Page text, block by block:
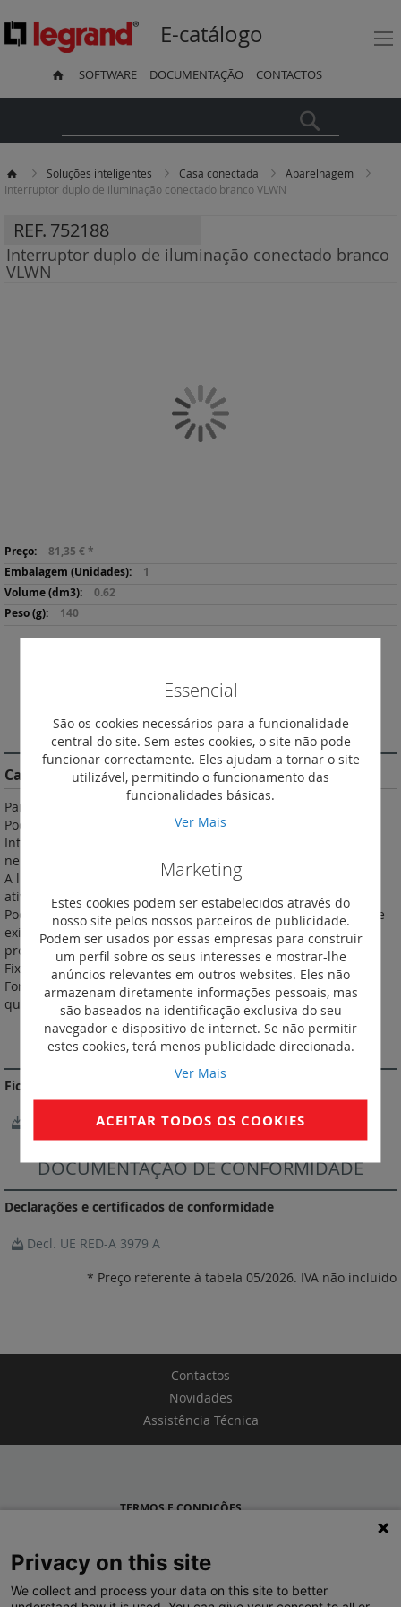
E-catálogo
SOFTWARE DOCUMENTAÇÃO CONTACTOS
Soluções inteligentes Casa conectada
Aparelhagem
Interruptor duplo de iluminação conectado branco VLWN
REF. 752188
Interruptor duplo de iluminação conectado branco
VLWN
Mais
informação
81,35 € *
1
0.62
140
Ficha de Produto
para
o
início
de
DESCRIÇÃO
Características do Produto
Para controlo local ou remoto da iluminação.
Pode ser emparelhado com um ou mais aparelhos sem fios.
Interruptor duplo de iluminação conectado de 2x250 W com
neutro de 230 V~. Compatível com todas as cargas.
A luz LED (função sinalização e função luminoso) podem ser
ativados através da aplicação Home + Control.
Pode ser instalado em substituição de um interruptor de lustre
existente numa caixa de encastrar simples de 40 mm de
profundidade.
Fixação através de parafusos ou garras.
Fornecido com garras, capa de proteção para obra, suporte e
quadro.
MAIS INFORMAÇÃO
Fichas Técnicas
FichaTécnica_F03315EN-00.pdf
DOCUMENTAÇÃO DE CONFORMIDADE
Declarações e certificados de conformidade
Decl. UE RED-A 3979 A
* Preço referente à tabela 05/2026. IVA não incluído
Contactos
Novidades
Assistência Técnica
Essencial
São os cookies necessários para a funcionalidade
central do site. Sem estes cookies, o site não pode
funcionar correctamente. Eles ajudam a tornar o site
utilizável, permitindo o funcionamento das
funcionalidades básicas.
Ver Mais
Marketing
Estes cookies podem ser estabelecidos através do
nosso site pelos nossos parceiros de publicidade.
Podem ser usados por essas empresas para construir
um perfil sobre os seus interesses e mostrar-lhe
anúncios relevantes em outros websites. Eles não
armazenam diretamente informações pessoais, mas
são baseados na identificação exclusiva do seu
navegador e dispositivo de internet. Se não permitir
estes cookies, terá menos publicidade direcionada.
Ver Mais
ACEITAR TODOS OS COOKIES
TERMOS E CONDIÇÕES
LEGRAND PORTUGAL
Privacy on this site
We collect and process your data on this site to better